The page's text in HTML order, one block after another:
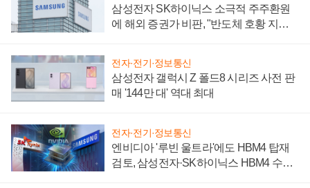
삼성전자 SK하이닉스 소극적 주주환원
에 해외 증권가 비판, "반도체 호황 지속
전자·전기·정보통신
삼성전자 갤럭시 Z 폴드8 시리즈 사전 판
매 '144만 대' 역대 최대
전자·전기·정보통신
엔비디아 '루빈 울트라'에도 HBM4 탑재
검토, 삼성전자·SK하이닉스 HBM4 수율